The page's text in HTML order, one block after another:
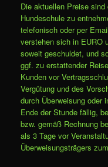
Die aktuellen Preise
Hundeschule zu
telefonisch oder per
verstehen sich in EURO
soweit geschuldet, und
ggf. zu erstattender
Kunden vor
Vergütung und des
durch Überweisung oder
Ende der Stunde fällig,
bzw. gemäß Rechnung
als 3 Tage vor
Überweisungsträgers